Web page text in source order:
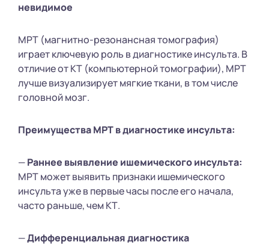
невидимое
МРТ (магнитно-резонансная томография)
играет ключевую роль в диагностике инсульта. В
отличие от КТ (компьютерной томографии), МРТ
лучше визуализирует мягкие ткани, в том числе
головной мозг.
Преимущества МРТ в диагностике инсульта:
—Раннее выявление ишемического инсульта:
МРТ может выявить признаки ишемического
инсульта уже в первые часы после его начала,
часто раньше, чем КТ.
—Дифференциальная диагностика